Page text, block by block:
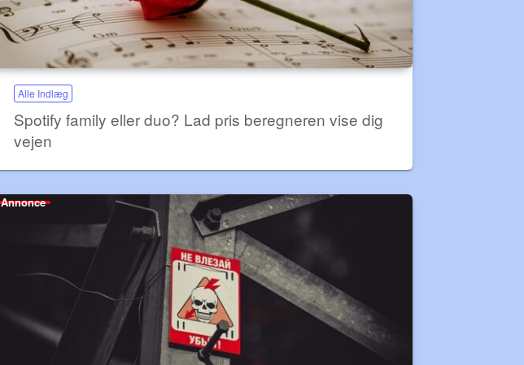
Alle Indlæg
Spotify family eller duo? Lad pris beregneren vise dig
vejen
Annonce